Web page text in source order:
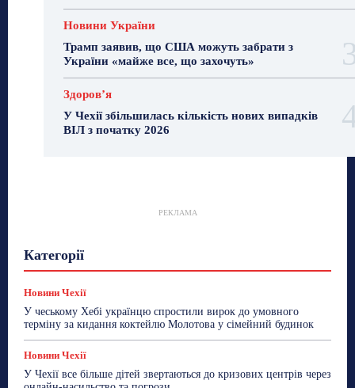
Новини України
Трамп заявив, що США можуть забрати з
України «майже все, що захочуть»
Здоровʼя
У Чехії збільшилась кількість нових випадків
ВІЛ з початку 2026
РЕКЛАМА
Категорії
Новини Чехії
Робота
ТехноМанія
Топ-новини Фоторепортаж
Новини Чехії
У чеському Хебі українцю спростили вирок до умовного
терміну за кидання коктейлю Молотова у сімейний будинок
Новини Чехії
У Чехії все більше дітей звертаються до кризових центрів через